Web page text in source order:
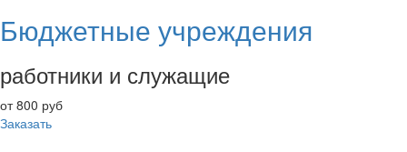
Бюджетные учреждения
работники и служащие
от 800 руб
Заказать